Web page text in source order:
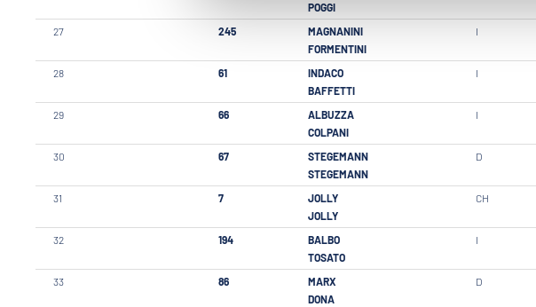
POGGI
27
245
MAGNANINI
FORMENTINI
I
28
61
INDACO
BAFFETTI
I
29
66
ALBUZZA
COLPANI
I
30
67
STEGEMANN
STEGEMANN
D
31
7
JOLLY
JOLLY
CH
32
194
BALBO
TOSATO
I
33
86
MARX
DONA
D